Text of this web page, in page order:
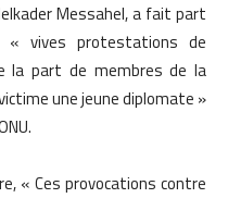
Messahel, a fait part
« vives protestations de
la part de membres de la
une jeune diplomate »
« Ces provocations contre